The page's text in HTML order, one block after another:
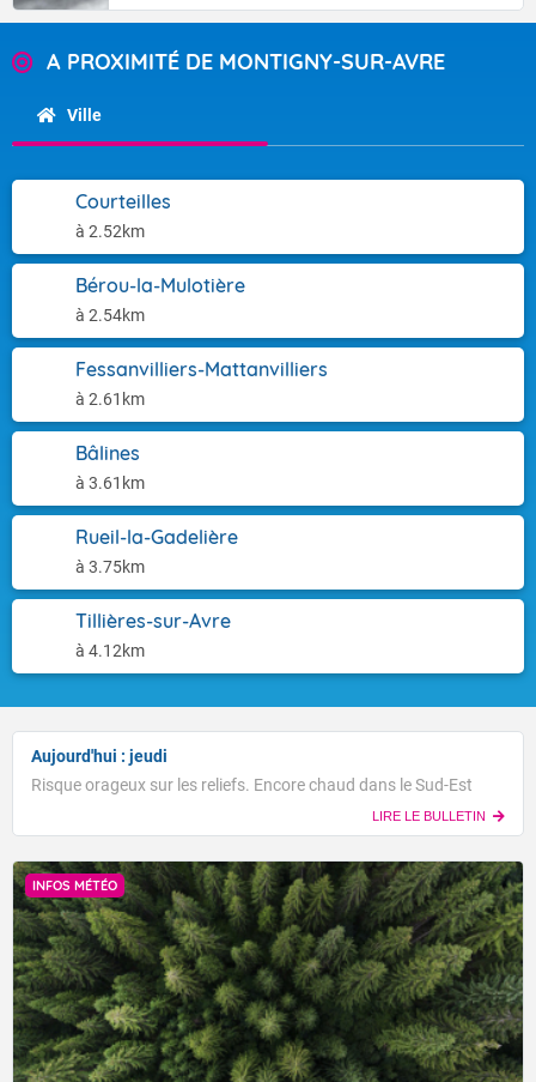
A PROXIMITÉ DE MONTIGNY-SUR-AVRE
Ville
Courteilles
à 2.52km
Bérou-la-Mulotière
à 2.54km
Fessanvilliers-Mattanvilliers
à 2.61km
Bâlines
à 3.61km
Rueil-la-Gadelière
à 3.75km
Tillières-sur-Avre
à 4.12km
Aujourd'hui : jeudi
Risque orageux sur les reliefs. Encore chaud dans le Sud-Est
LIRE LE BULLETIN
INFOS MÉTÉO